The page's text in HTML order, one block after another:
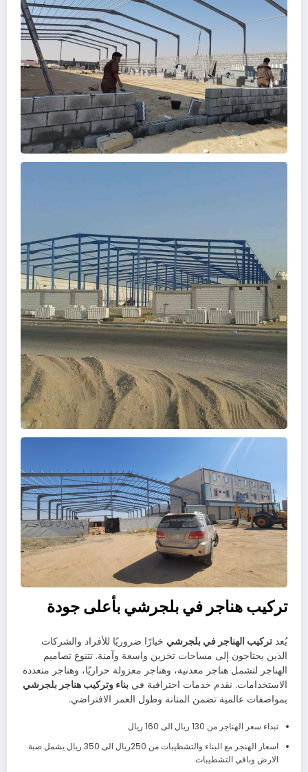
تركيب هناجر في بلجرشي بأعلى جودة
يُعد تركيب الهناجر في بلجرشي خيارًا ضروريًا للأفراد والشركات
الذين يحتاجون إلى مساحات تخزين واسعة وآمنة. تتنوع تصاميم
الهناجر لتشمل هناجر معدنية، وهناجر معزولة حراريًا، وهناجر متعددة
الاستخدامات. نقدم خدمات احترافية في بناء وتركيب هناجر بلجرشي
بمواصفات عالمية تضمن المتانة وطول العمر الافتراضي.
تبداء سعر الهناجر من 130 ريال الى 160 ريال
اسعار الهنجر مع البناء والتشطيبات من 250ريال الى 350 ريال يشمل صبة
الارض وباقي التشطيبات